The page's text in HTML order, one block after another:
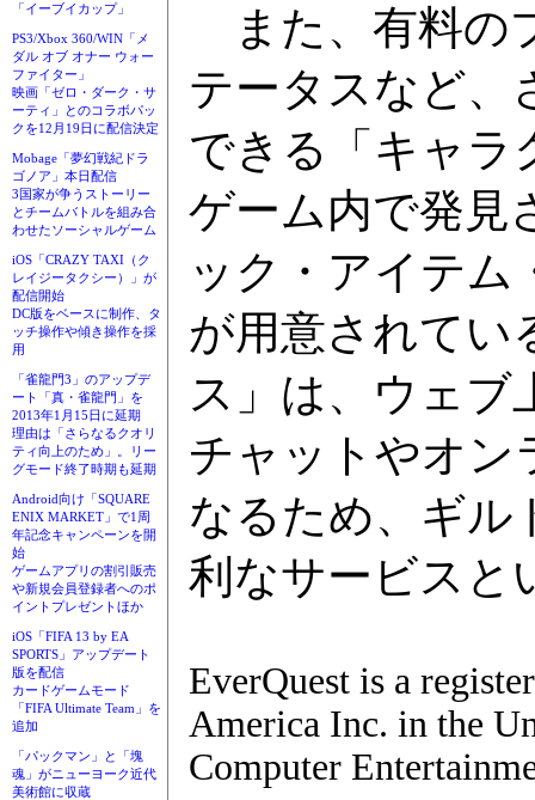
「イーブイカップ」
PS3/Xbox 360/WIN「メ
ダル オブ オナー ウォー
ファイター」
映画「ゼロ・ダーク・サ
ーティ」とのコラボパッ
クを12月19日に配信決定
Mobage「夢幻戦紀ドラ
ゴノア」本日配信
3国家が争うストーリー
とチームバトルを組み合
わせたソーシャルゲーム
iOS「CRAZY TAXI（ク
レイジータクシー）」が
配信開始
DC版をベースに制作、タ
ッチ操作や傾き操作を採
用
「雀龍門3」のアップデ
ート「真・雀龍門」を
2013年1月15日に延期
理由は「さらなるクオリ
ティ向上のため」。リー
グモード終了時期も延期
Android向け「SQUARE
ENIX MARKET」で1周
年記念キャンペーンを開
始
ゲームアプリの割引販売
や新規会員登録者へのポ
イントプレゼントほか
iOS「FIFA 13 by EA
SPORTS」アップデート
版を配信
カードゲームモード
「FIFA Ultimate Team」を
追加
「パックマン」と「塊
魂」がニューヨーク近代
美術館に収蔵
また、有料の
テータスなど、
できる「キャラ
ゲーム内で発見
ック・アイテム
が用意されてい
ス」は、ウェブ
チャットやオン
なるため、ギル
利なサービスと
EverQuest is a
America Inc. in the
Computer